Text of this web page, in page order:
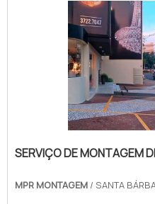
utilizar o totem, como
para o mundo da
maior contato com
diferentes
Acabamento leitoso: é
SERVIÇO DE MONTAGEM
MPR MONTAGEM / SANTA